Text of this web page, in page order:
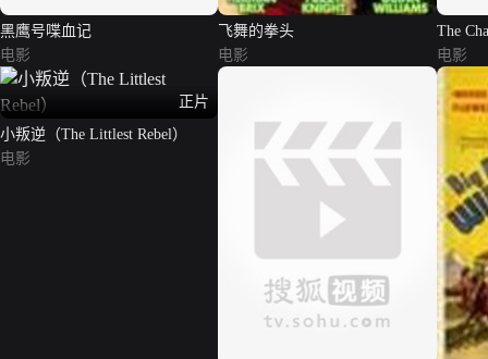
黑鹰号喋血记
电影
飞舞的拳头
电影
The
电影
正片
小叛逆（The Littlest Rebel）
电影